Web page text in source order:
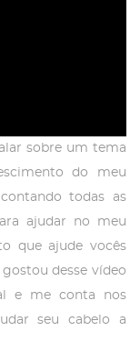
sobre um tema
do meu
todas as
ajudar no meu
que ajude vocês
desse vídeo
e me conta nos
seu cabelo a